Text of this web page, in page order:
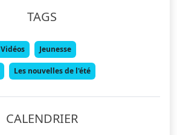
TAGS
Vidéos Jeunesse
Les nouvelles de l'été
CALENDRIER